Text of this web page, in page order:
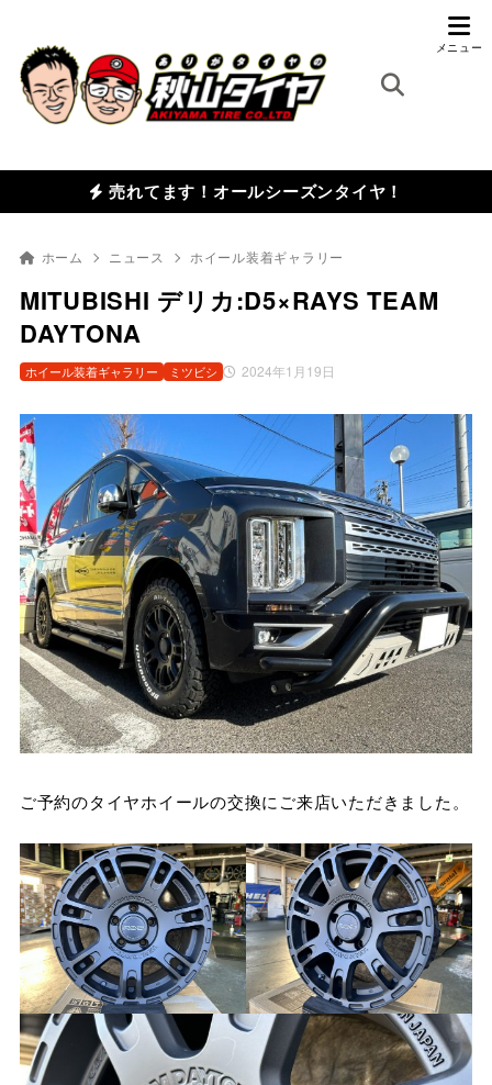
売れてます！オールシーズンタイヤ！
ホーム ニュース ホイール装着ギャラリー
MITUBISHI デリカ:D5×RAYS TEAM
DAYTONA
2024年1月19日
ホイール装着ギャラリー ミツビシ
ご予約のタイヤホイールの交換にご来店いただきました。